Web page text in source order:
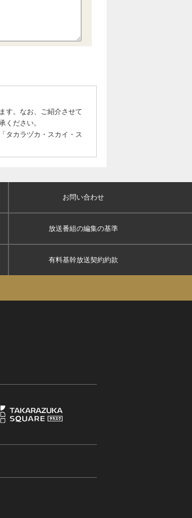
す。なお、ご紹介させて
ください。
タカラヅカ・スカイ・ス
お問い合わせ
放送番組の編集の基準
有料基幹放送契約約款